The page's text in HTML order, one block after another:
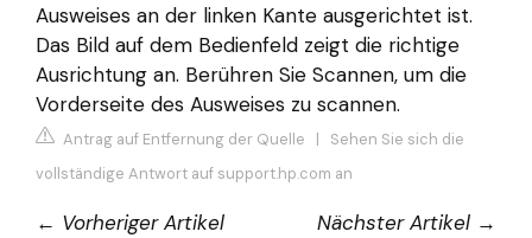
Ausweises an der linken Kante ausgerichtet ist.
Das Bild auf dem Bedienfeld zeigt die richtige
Ausrichtung an. Berühren Sie Scannen, um die
Vorderseite des Ausweises zu scannen.
Antrag auf Entfernung der Quelle | Sehen Sie sich die
vollständige Antwort auf support.hp.com an
← Vorheriger Artikel
Nächster Artikel →